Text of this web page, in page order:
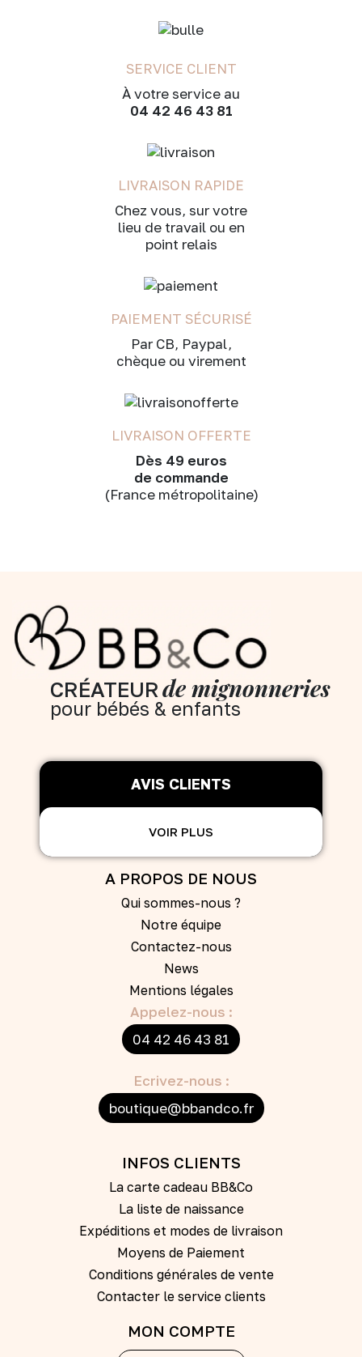
SERVICE CLIENT
À votre service au
04 42 46 43 81
LIVRAISON RAPIDE
Chez vous, sur votre
lieu de travail ou en
point relais
PAIEMENT SÉCURISÉ
Par CB, Paypal,
chèque ou virement
LIVRAISON OFFERTE
Dès 49 euros
de commande
(France métropolitaine)
CRÉATEURde mignonneries
pour bébés & enfants
AVIS CLIENTS
VOIR PLUS
A PROPOS DE NOUS
Qui sommes-nous ?
Notre équipe
Contactez-nous
News
Mentions légales
Appelez-nous :
04 42 46 43 81
Ecrivez-nous :
boutique@bbandco.fr
INFOS CLIENTS
La carte cadeau BB&Co
La liste de naissance
Expéditions et modes de livraison
Moyens de Paiement
Conditions générales de vente
Contacter le service clients
MON COMPTE